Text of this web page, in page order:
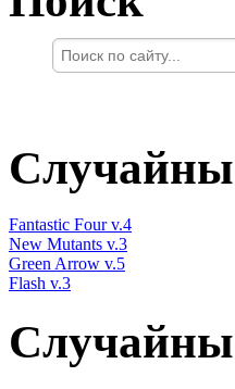
Fantastic Four v.4
New Mutants v.3
Green Arrow v.5
Flash v.3